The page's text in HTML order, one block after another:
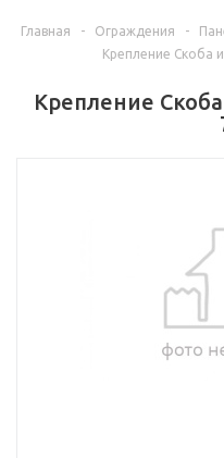
Главная - Ограждения -
Крепление Скоба
Крепление